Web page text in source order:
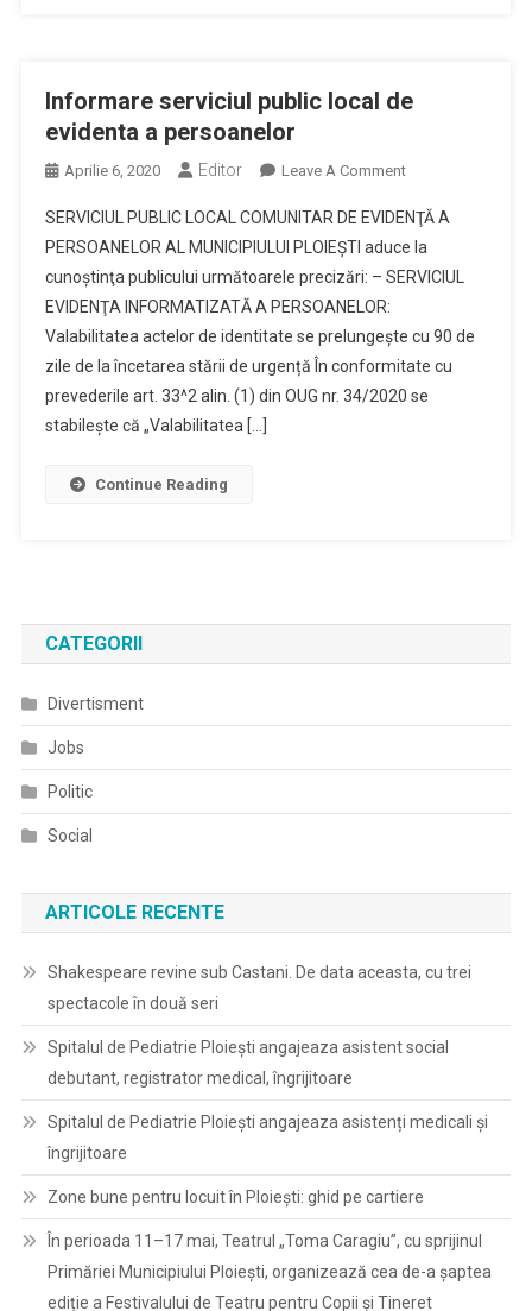
Informare serviciul public local de
evidenta a persoanelor
Aprilie 6, 2020 Editor Leave A CommentOn
Serviciul
Public
Local
Evidenta
A
Persoanelor
SERVICIUL PUBLIC LOCAL COMUNITAR DE EVIDENŢĂ A
PERSOANELOR AL MUNICIPIULUI PLOIEŞTI aduce la
cunoştinţa publicului următoarele precizări: – SERVICIUL
EVIDENŢA INFORMATIZATĂ A PERSOANELOR:
Valabilitatea actelor de identitate se prelungește cu 90 de
zile de la încetarea stării de urgență În conformitate cu
prevederile art. 33^2 alin. (1) din OUG nr. 34/2020 se
stabilește că „Valabilitatea […]
Continue Reading
CATEGORII
Divertisment
Jobs
Politic
Social
ARTICOLE RECENTE
Shakespeare revine sub Castani. De data aceasta, cu trei
spectacole în două seri
Spitalul de Pediatrie Ploieşti angajeaza asistent social
debutant, registrator medical, îngrijitoare
Spitalul de Pediatrie Ploieşti angajeaza asistenți medicali și
îngrijitoare
Zone bune pentru locuit în Ploiești: ghid pe cartiere
În perioada 11–17 mai, Teatrul „Toma Caragiu”, cu sprijinul
Primăriei Municipiului Ploiești, organizează cea de-a șaptea
ediție a Festivalului de Teatru pentru Copii și Tineret